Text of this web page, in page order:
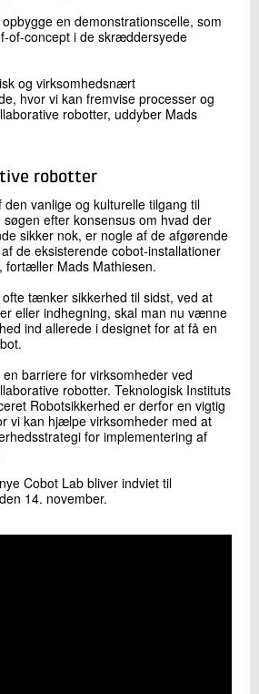
en demonstrationscelle, som
of-concept i de skræddersyede
og virksomhedsnært
hvor vi kan fremvise processer og
robotter, uddyber Mads
robotter
vanlige og kulturelle tilgang til
efter konsensus om hvad der
sikker nok, er nogle af de afgørende
de eksisterende cobot-installationer
fortæller Mads Mathiesen.
tænker sikkerhed til sidst, ved at
eller indhegning, skal man nu vænne
ind allerede i designet for at få en
barriere for virksomheder ved
robotter. Teknologisk Instituts
Robotsikkerhed er derfor en vigtig
vi kan hjælpe virksomheder med at
for implementering af
Cobot Lab bliver indviet til
den 14. november.